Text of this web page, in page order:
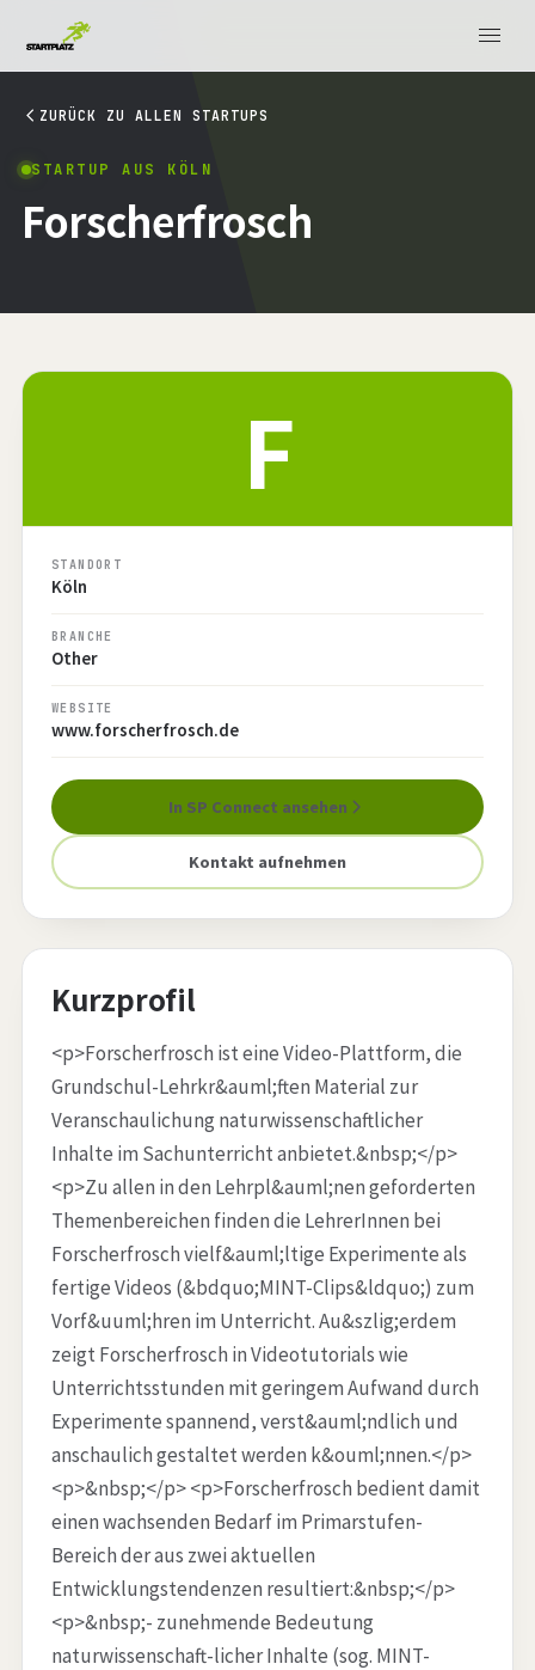
ZURÜCK ZU ALLEN STARTUPS
STARTUP AUS KÖLN
Forscherfrosch
F
STANDORT
Köln
BRANCHE
Other
WEBSITE
www.forscherfrosch.de
In SP Connect ansehen
Kontakt aufnehmen
Kurzprofil
<p>Forscherfrosch ist eine Video-Plattform, die
Grundschul-Lehrkr&auml;ften Material zur
Veranschaulichung naturwissenschaftlicher
Inhalte im Sachunterricht anbietet.&nbsp;</p>
<p>Zu allen in den Lehrpl&auml;nen geforderten
Themenbereichen finden die LehrerInnen bei
Forscherfrosch vielf&auml;ltige Experimente als
fertige Videos (&bdquo;MINT-Clips&ldquo;) zum
Vorf&uuml;hren im Unterricht. Au&szlig;erdem
zeigt Forscherfrosch in Videotutorials wie
Unterrichtsstunden mit geringem Aufwand durch
Experimente spannend, verst&auml;ndlich und
anschaulich gestaltet werden k&ouml;nnen.</p>
<p>&nbsp;</p> <p>Forscherfrosch bedient damit
einen wachsenden Bedarf im Primarstufen-
Bereich der aus zwei aktuellen
Entwicklungstendenzen resultiert:&nbsp;</p>
<p>&nbsp;- zunehmende Bedeutung
naturwissenschaft-licher Inhalte (sog. MINT-